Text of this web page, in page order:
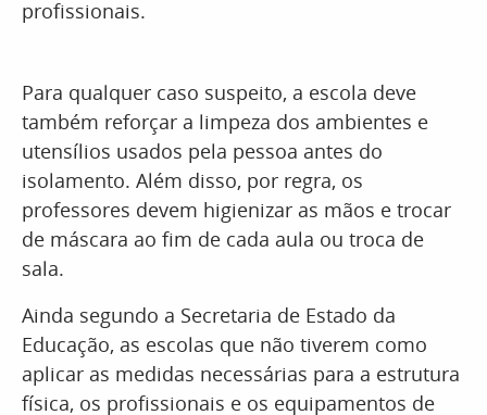
profissionais.
Para qualquer caso suspeito, a escola deve
também reforçar a limpeza dos ambientes e
utensílios usados pela pessoa antes do
isolamento. Além disso, por regra, os
professores devem higienizar as mãos e trocar
de máscara ao fim de cada aula ou troca de
sala.
Ainda segundo a Secretaria de Estado da
Educação, as escolas que não tiverem como
aplicar as medidas necessárias para a estrutura
física, os profissionais e os equipamentos de